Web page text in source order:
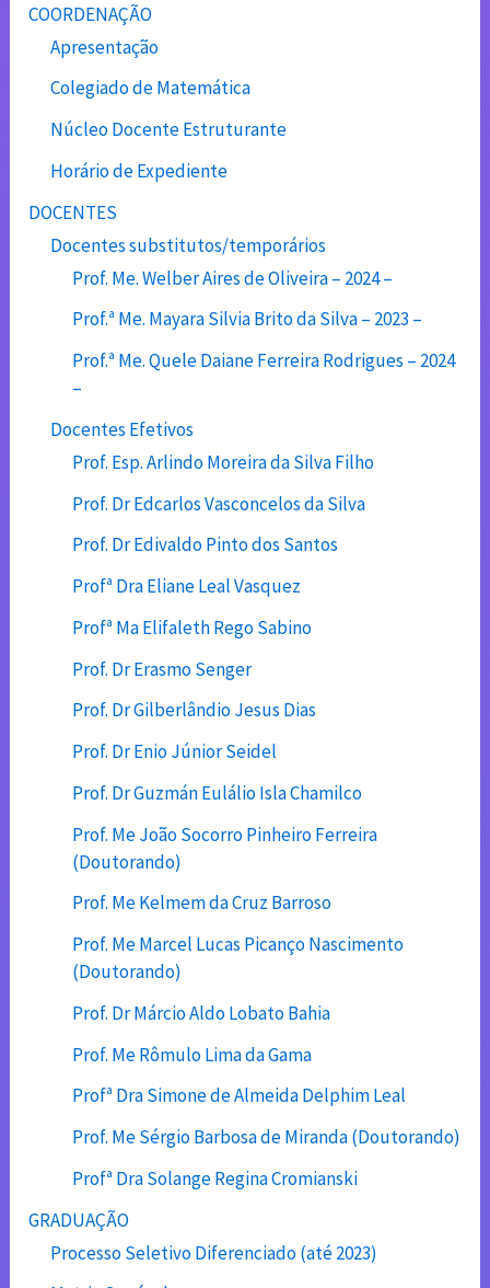
COORDENAÇÃO
Apresentação
Colegiado de Matemática
Núcleo Docente Estruturante
Horário de Expediente
DOCENTES
Docentes substitutos/temporários
Prof. Me. Welber Aires de Oliveira – 2024 –
Prof.ª Me. Mayara Silvia Brito da Silva – 2023 –
Prof.ª Me. Quele Daiane Ferreira Rodrigues – 2024
–
Docentes Efetivos
Prof. Esp. Arlindo Moreira da Silva Filho
Prof. Dr Edcarlos Vasconcelos da Silva
Prof. Dr Edivaldo Pinto dos Santos
Profª Dra Eliane Leal Vasquez
Profª Ma Elifaleth Rego Sabino
Prof. Dr Erasmo Senger
Prof. Dr Gilberlândio Jesus Dias
Prof. Dr Enio Júnior Seidel
Prof. Dr Guzmán Eulálio Isla Chamilco
Prof. Me João Socorro Pinheiro Ferreira
(Doutorando)
Prof. Me Kelmem da Cruz Barroso
Prof. Me Marcel Lucas Picanço Nascimento
(Doutorando)
Prof. Dr Márcio Aldo Lobato Bahia
Prof. Me Rômulo Lima da Gama
Profª Dra Simone de Almeida Delphim Leal
Prof. Me Sérgio Barbosa de Miranda (Doutorando)
Profª Dra Solange Regina Cromianski
GRADUAÇÃO
Processo Seletivo Diferenciado (até 2023)